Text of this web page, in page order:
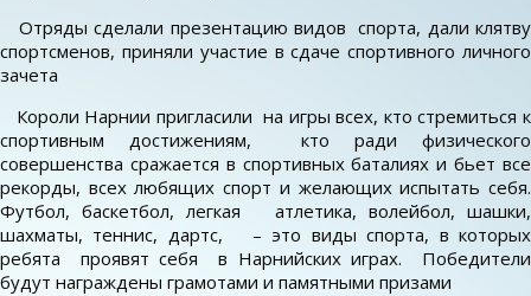
Отряды сделали презентацию видов спорта, дали клятву
спортсменов, приняли участие в сдаче спортивного личного
зачета
Короли Нарнии пригласили на игры всех, кто стремиться к
спортивным достижениям, кто ради физического
совершенства сражается в спортивных баталиях и бьет все
рекорды, всех любящих спорт и желающих испытать себя.
Футбол, баскетбол, легкая атлетика, волейбол, шашки,
шахматы, теннис, дартс, – это виды спорта, в которых
ребята проявят себя в Нарнийских играх. Победители
будут награждены грамотами и памятными призами